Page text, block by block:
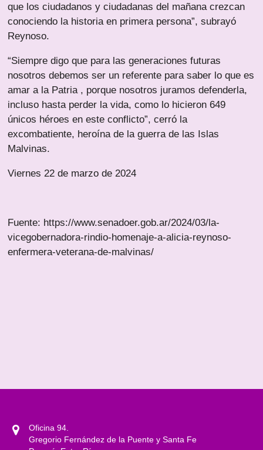
que los ciudadanos y ciudadanas del mañana crezcan
conociendo la historia en primera persona”, subrayó
Reynoso.
“Siempre digo que para las generaciones futuras
nosotros debemos ser un referente para saber lo que es
amar a la Patria , porque nosotros juramos defenderla,
incluso hasta perder la vida, como lo hicieron 649
únicos héroes en este conflicto”, cerró la
excombatiente, heroína de la guerra de las Islas
Malvinas.
Viernes 22 de marzo de 2024
Fuente: https://www.senadoer.gob.ar/2024/03/la-
vicegobernadora-rindio-homenaje-a-alicia-reynoso-
enfermera-veterana-de-malvinas/
Oficina 94.
Gregorio Fernández de la Puente y Santa Fe